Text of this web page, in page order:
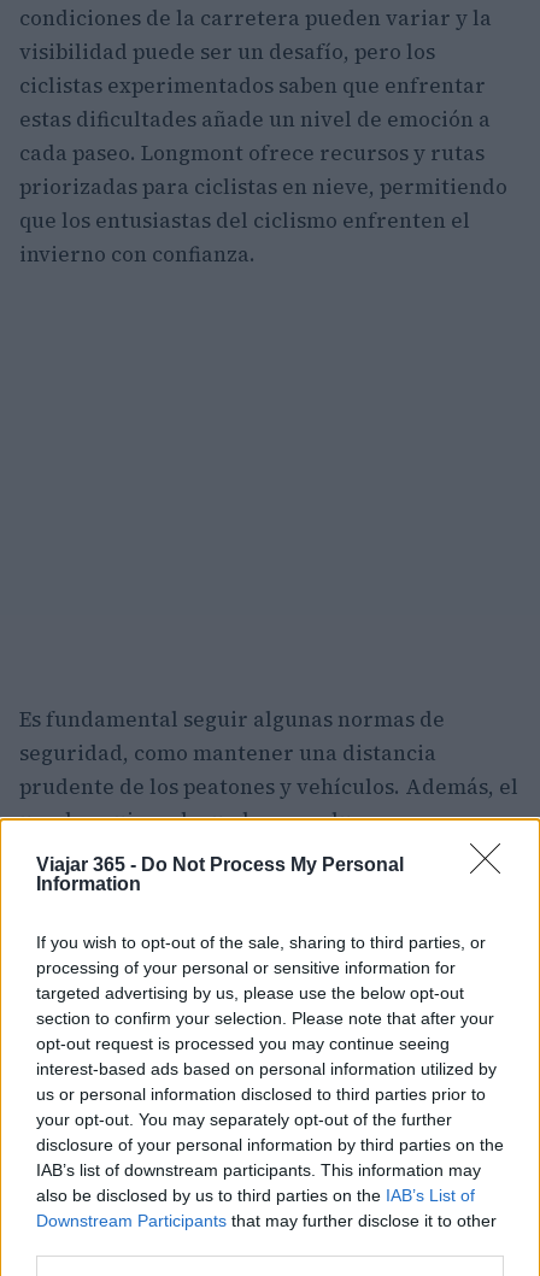
Viajar 365 - Do Not Process My Personal
Information
If you wish to opt-out of the sale, sharing to third parties, or
processing of your personal or sensitive information for
targeted advertising by us, please use the below opt-out
section to confirm your selection. Please note that after your
opt-out request is processed you may continue seeing
interest-based ads based on personal information utilized by
us or personal information disclosed to third parties prior to
your opt-out. You may separately opt-out of the further
disclosure of your personal information by third parties on the
IAB’s list of downstream participants. This information may
also be disclosed by us to third parties on the IAB’s List of
Downstream Participants that may further disclose it to other
condiciones de la carretera pueden variar y la
visibilidad puede ser un desafío, pero los
ciclistas experimentados saben que enfrentar
estas dificultades añade un nivel de emoción a
cada paseo. Longmont ofrece recursos y rutas
priorizadas para ciclistas en nieve, permitiendo
que los entusiastas del ciclismo enfrenten el
invierno con confianza.
Es fundamental seguir algunas normas de
seguridad, como mantener una distancia
prudente de los peatones y vehículos. Además, el
uso de equipo adecuado, como luces y ropa
reflectante, puede marcar la diferencia en la
seguridad del ciclista. Enfrentarse al invierno en
ciclista, sino que también te conecta de manera
profunda con tu entorno y la comunidad que te
rodea. Cada pedaleo en el frío es una
oportunidad para disfrutar de la belleza de la
temporada y fortalecer el vínculo con la
naturaleza.
Longmont es una ciudad que valora la diversidad
y la inclusión, comprometida a proporcionar a